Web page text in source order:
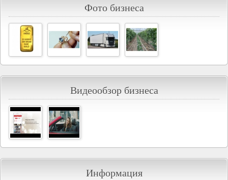
Фото бизнеса
Видеообзор бизнеса
Информация